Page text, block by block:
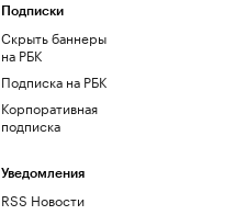
Подписки
Скрыть баннеры
на РБК
Подписка на РБК
Корпоративная
подписка
Уведомления
RSS Новости